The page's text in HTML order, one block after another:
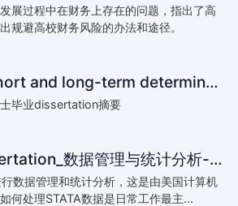
展过程中在财务上存在的问题，指出了高
规避高校财务风险的办法和途径。
What are the short and long-term determinants of exchange ra
毕业dissertation摘要
留学生MBAdissertation_数据管理与统计分析-如何处理STATA数据_How to deal with data with ST
数据管理和统计分析，这是由美国计算机
何处理STATA数据是日常工作最主...